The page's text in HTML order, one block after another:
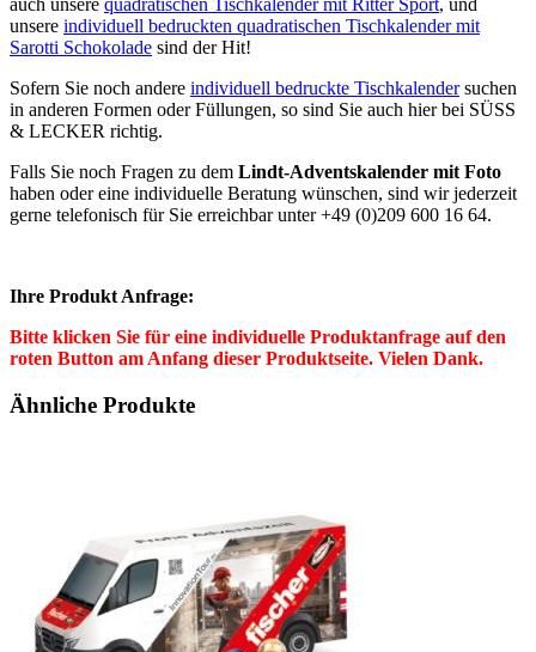
auch unsere quadratischen Tischkalender mit Ritter Sport, und
unsere individuell bedruckten quadratischen Tischkalender mit
Sarotti Schokolade sind der Hit!
Sofern Sie noch andere individuell bedruckte Tischkalendersuchen
in anderen Formen oder Füllungen, so sind Sie auch hier bei SÜSS
& LECKER richtig.
Falls Sie noch Fragen zu dem Lindt-Adventskalender mit Foto
haben oder eine individuelle Beratung wünschen, sind wir jederzeit
gerne telefonisch für Sie erreichbar unter +49 (0)209 600 16 64.
Ihre Produkt Anfrage:
Bitte klicken Sie für eine individuelle Produktanfrage auf den
roten Button am Anfang dieser Produktseite. Vielen Dank.
Ähnliche Produkte